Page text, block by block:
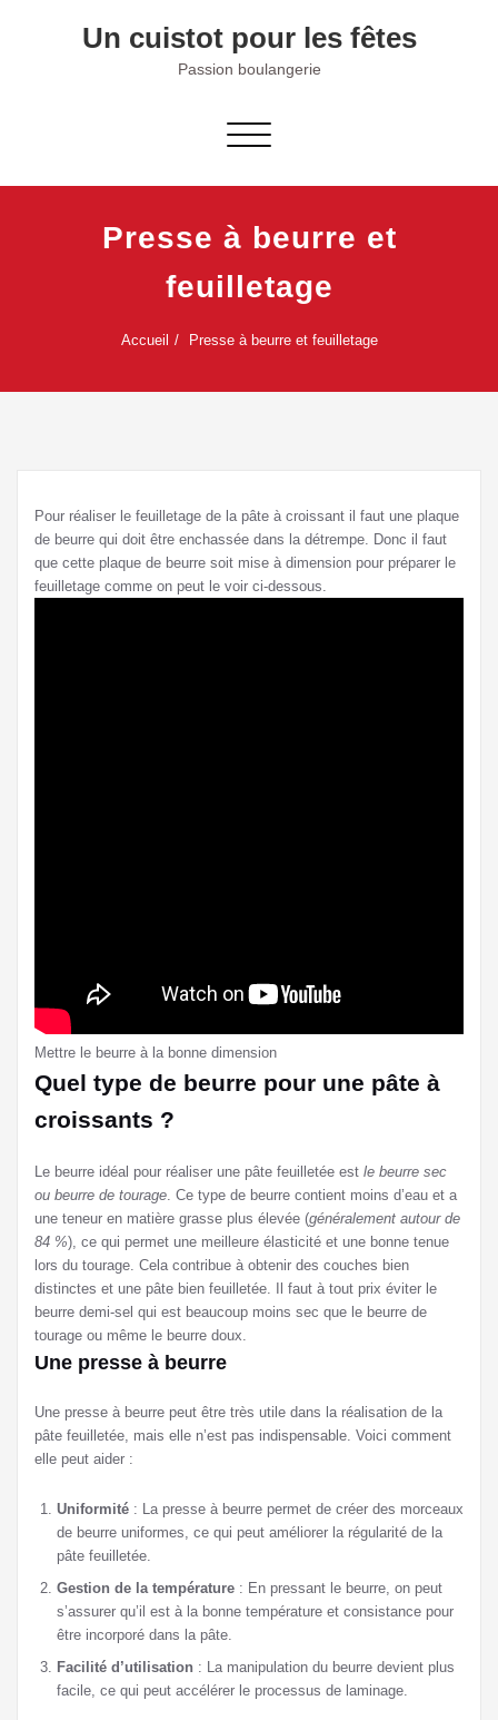
Un cuistot pour les fêtes
Passion boulangerie
Afficher/masquer la navigation
Presse à beurre et
feuilletage
Accueil Presse à beurre et feuilletage
Pour réaliser le feuilletage de la pâte à croissant il faut une plaque
de beurre qui doit être enchassée dans la détrempe. Donc il faut
que cette plaque de beurre soit mise à dimension pour préparer le
feuilletage comme on peut le voir ci-dessous.
Mettre le beurre à la bonne dimension
Quel type de beurre pour une pâte à
croissants ?
Le beurre idéal pour réaliser une pâte feuilletée est le beurre sec
ou beurre de tourage. Ce type de beurre contient moins d’eau et a
une teneur en matière grasse plus élevée (généralement autour de
84 %), ce qui permet une meilleure élasticité et une bonne tenue
lors du tourage. Cela contribue à obtenir des couches bien
distinctes et une pâte bien feuilletée. Il faut à tout prix éviter le
beurre demi-sel qui est beaucoup moins sec que le beurre de
tourage ou même le beurre doux.
Une presse à beurre
Une presse à beurre peut être très utile dans la réalisation de la
pâte feuilletée, mais elle n’est pas indispensable. Voici comment
elle peut aider :
Uniformité : La presse à beurre permet de créer des morceaux
de beurre uniformes, ce qui peut améliorer la régularité de la
pâte feuilletée.
Gestion de la température : En pressant le beurre, on peut
s’assurer qu’il est à la bonne température et consistance pour
être incorporé dans la pâte.
Facilité d’utilisation : La manipulation du beurre devient plus
facile, ce qui peut accélérer le processus de laminage.